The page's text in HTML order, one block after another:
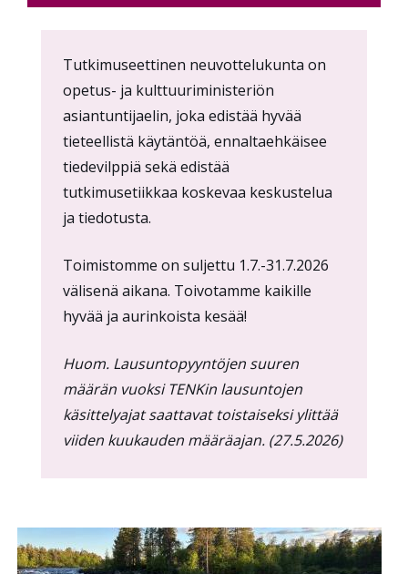
Content
markup
Tutkimuseettinen neuvottelukunta on
opetus- ja kulttuuriministeriön
asiantuntijaelin, joka edistää hyvää
tieteellistä käytäntöä, ennaltaehkäisee
tiedevilppiä sekä edistää
tutkimusetiikkaa koskevaa keskustelua
ja tiedotusta.
Toimistomme on suljettu 1.7.-31.7.2026
välisenä aikana. Toivotamme kaikille
hyvää ja aurinkoista kesää!
Huom. Lausuntopyyntöjen suuren
määrän vuoksi TENKin lausuntojen
käsittelyajat saattavat toistaiseksi ylittää
viiden kuukauden määräajan. (27.5.2026)